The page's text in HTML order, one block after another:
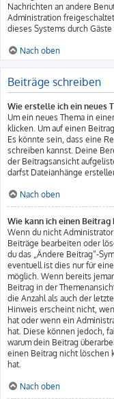
Nachrichten an andere
Administration
dieses Systems durch
Nach oben
Beiträge schreiben
Wie erstelle ich ein neues
Um ein neues Thema in
klicken. Um auf einen
Es könnte sein, dass eine
schreiben kannst. Deine
der Beitragsansicht
darfst Dateianhänge
Nach oben
Wie kann ich einen
Wenn du nicht
Beiträge bearbeiten oder
du das „Ändere Beitrag“-
eventuell ist dies nur für
möglich. Wenn bereits
Beitrag in der
die Anzahl als auch der
Hinweis erscheint nicht,
hat oder wenn ein
hat. Diese können jedoch,
warum dein Beitrag
einen Beitrag nicht löschen
hat.
Nach oben